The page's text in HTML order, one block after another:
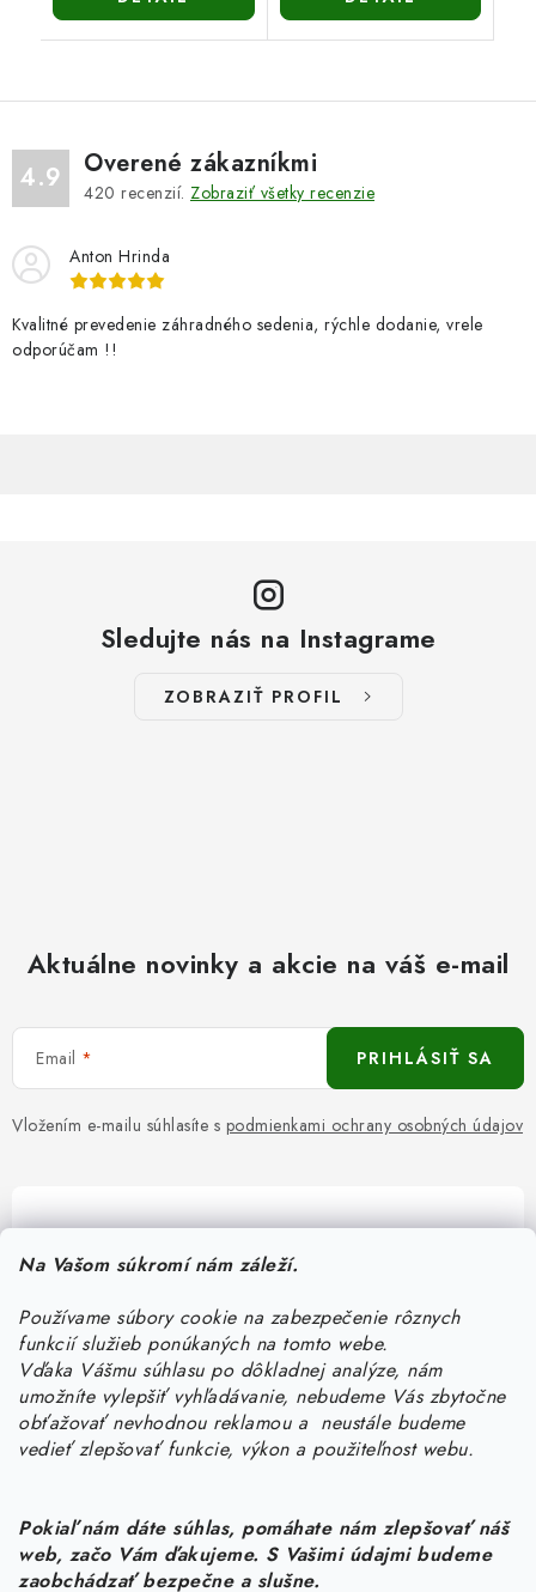
Na Vašom súkromí nám záleží.
Používame súbory cookie na zabezpečenie rôznych
funkcií služieb ponúkaných na tomto webe.
Vďaka Vášmu súhlasu po dôkladnej analýze, nám
umožníte vylepšiť vyhľadávanie, nebudeme Vás zbytočne
obťažovať nevhodnou reklamou a neustále budeme
vedieť zlepšovať funkcie, výkon a použiteľnost webu.
Pokiaľ nám dáte súhlas, pomáhate nám zlepšovať náš
web, začo Vám ďakujeme. S Vašimi údajmi budeme
zaobchádzať bezpečne a slušne.
4.9 Overené zákazníkmi
420 recenzií. Zobraziť všetky recenzie
Anton Hrinda
Kvalitné prevedenie záhradného sedenia, rýchle dodanie, vrele
odporúčam !!
Sledujte nás na Instagrame
ZOBRAZIŤ PROFIL
Aktuálne novinky a akcie na váš e-mail
Email
Vložením e-mailu súhlasíte s podmienkami ochrany osobných údajov
PRIHLÁSIŤ SA
Pomôžeme vám s výberom
Potrebujete s niečím poradiť? Sme tu pre vás!
objednavky@kurin.sk
0950456469